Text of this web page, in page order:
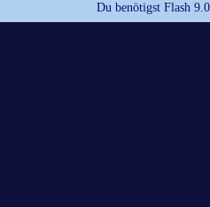
Du benötigst Flash